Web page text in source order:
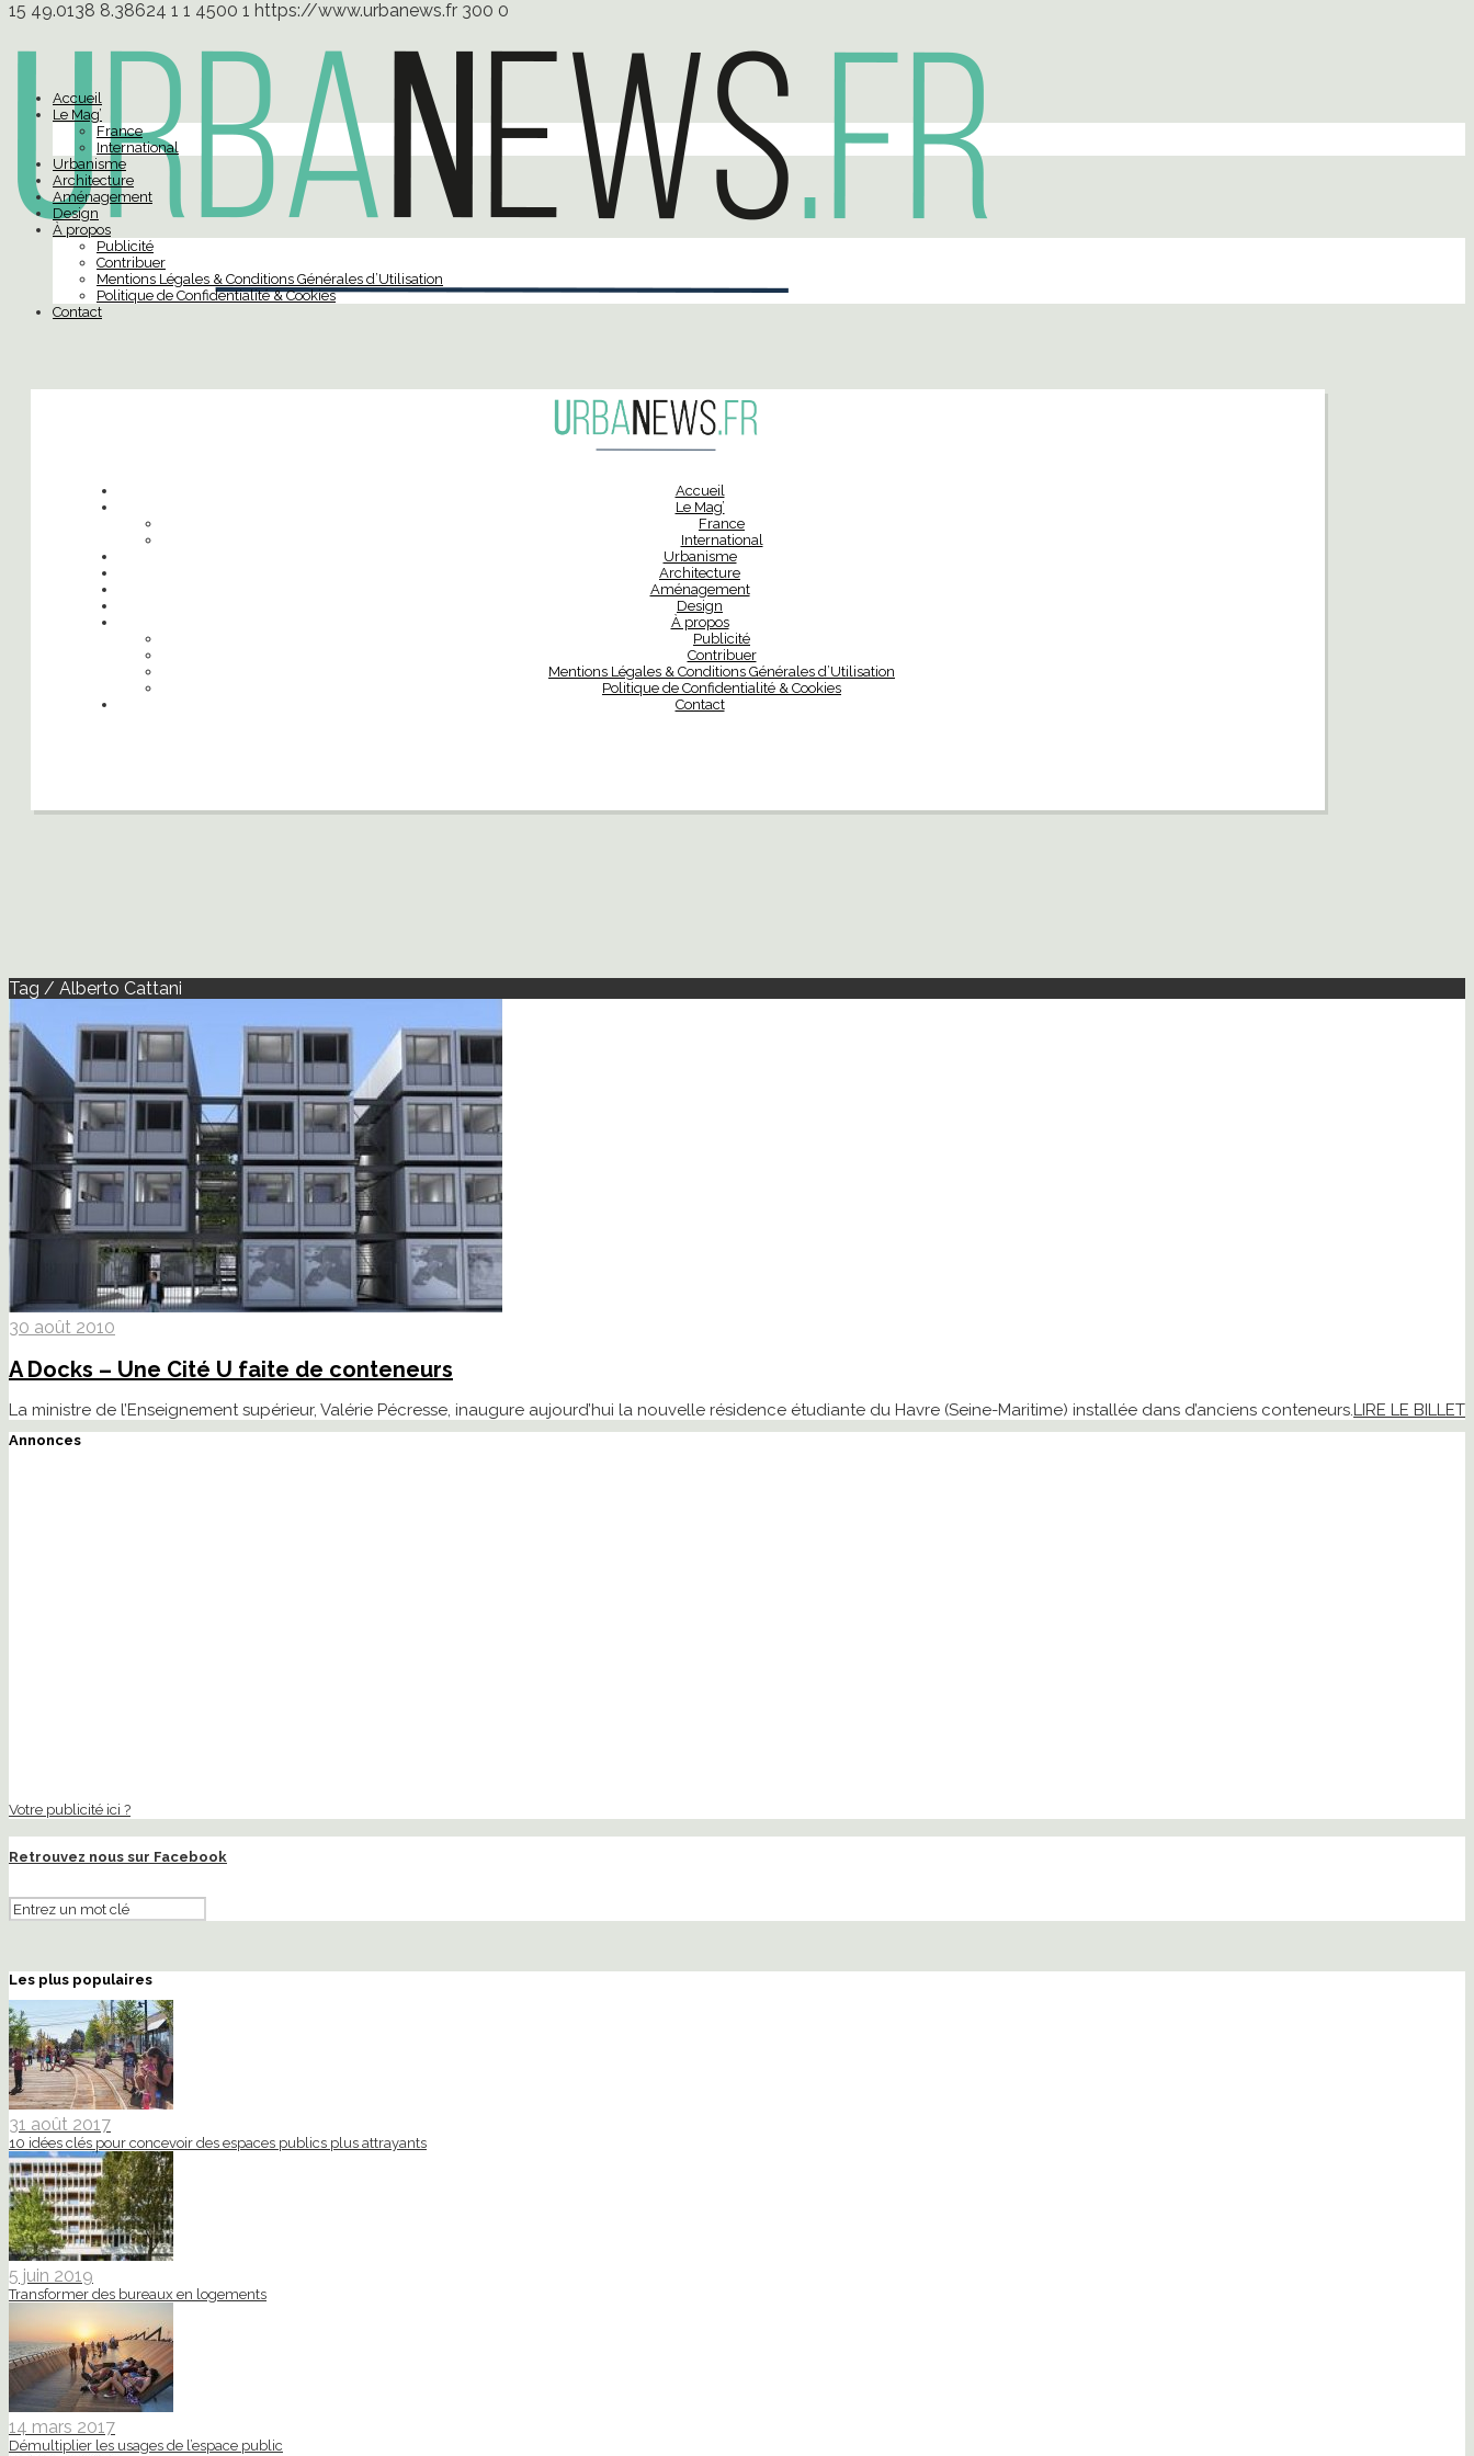
15 49.0138 8.38624 1 1 4500 1 https://www.urbanews.fr 300 0
Accueil
Le Mag’
France
International
Urbanisme
Architecture
Aménagement
Design
À propos
Publicité
Contribuer
Mentions Légales & Conditions Générales d’Utilisation
Politique de Confidentialité & Cookies
Contact
Accueil
Le Mag’
France
International
Urbanisme
Architecture
Aménagement
Design
À propos
Publicité
Contribuer
Mentions Légales & Conditions Générales d’Utilisation
Politique de Confidentialité & Cookies
Contact
Tag / Alberto Cattani
30 août 2010
A Docks – Une Cité U faite de conteneurs
La ministre de l’Enseignement supérieur, Valérie Pécresse, inaugure aujourd’hui la nouvelle résidence étudiante du Havre (Seine-Maritime) installée dans d’anciens conteneurs.LIRE LE BILLET
Annonces
Votre publicité ici ?
Retrouvez nous sur Facebook
Les plus populaires
31 août 2017
10 idées clés pour concevoir des espaces publics plus attrayants
5 juin 2019
Transformer des bureaux en logements
14 mars 2017
Démultiplier les usages de l’espace public